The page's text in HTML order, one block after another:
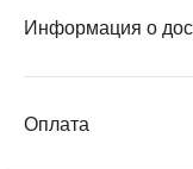
Информация о
Оплата